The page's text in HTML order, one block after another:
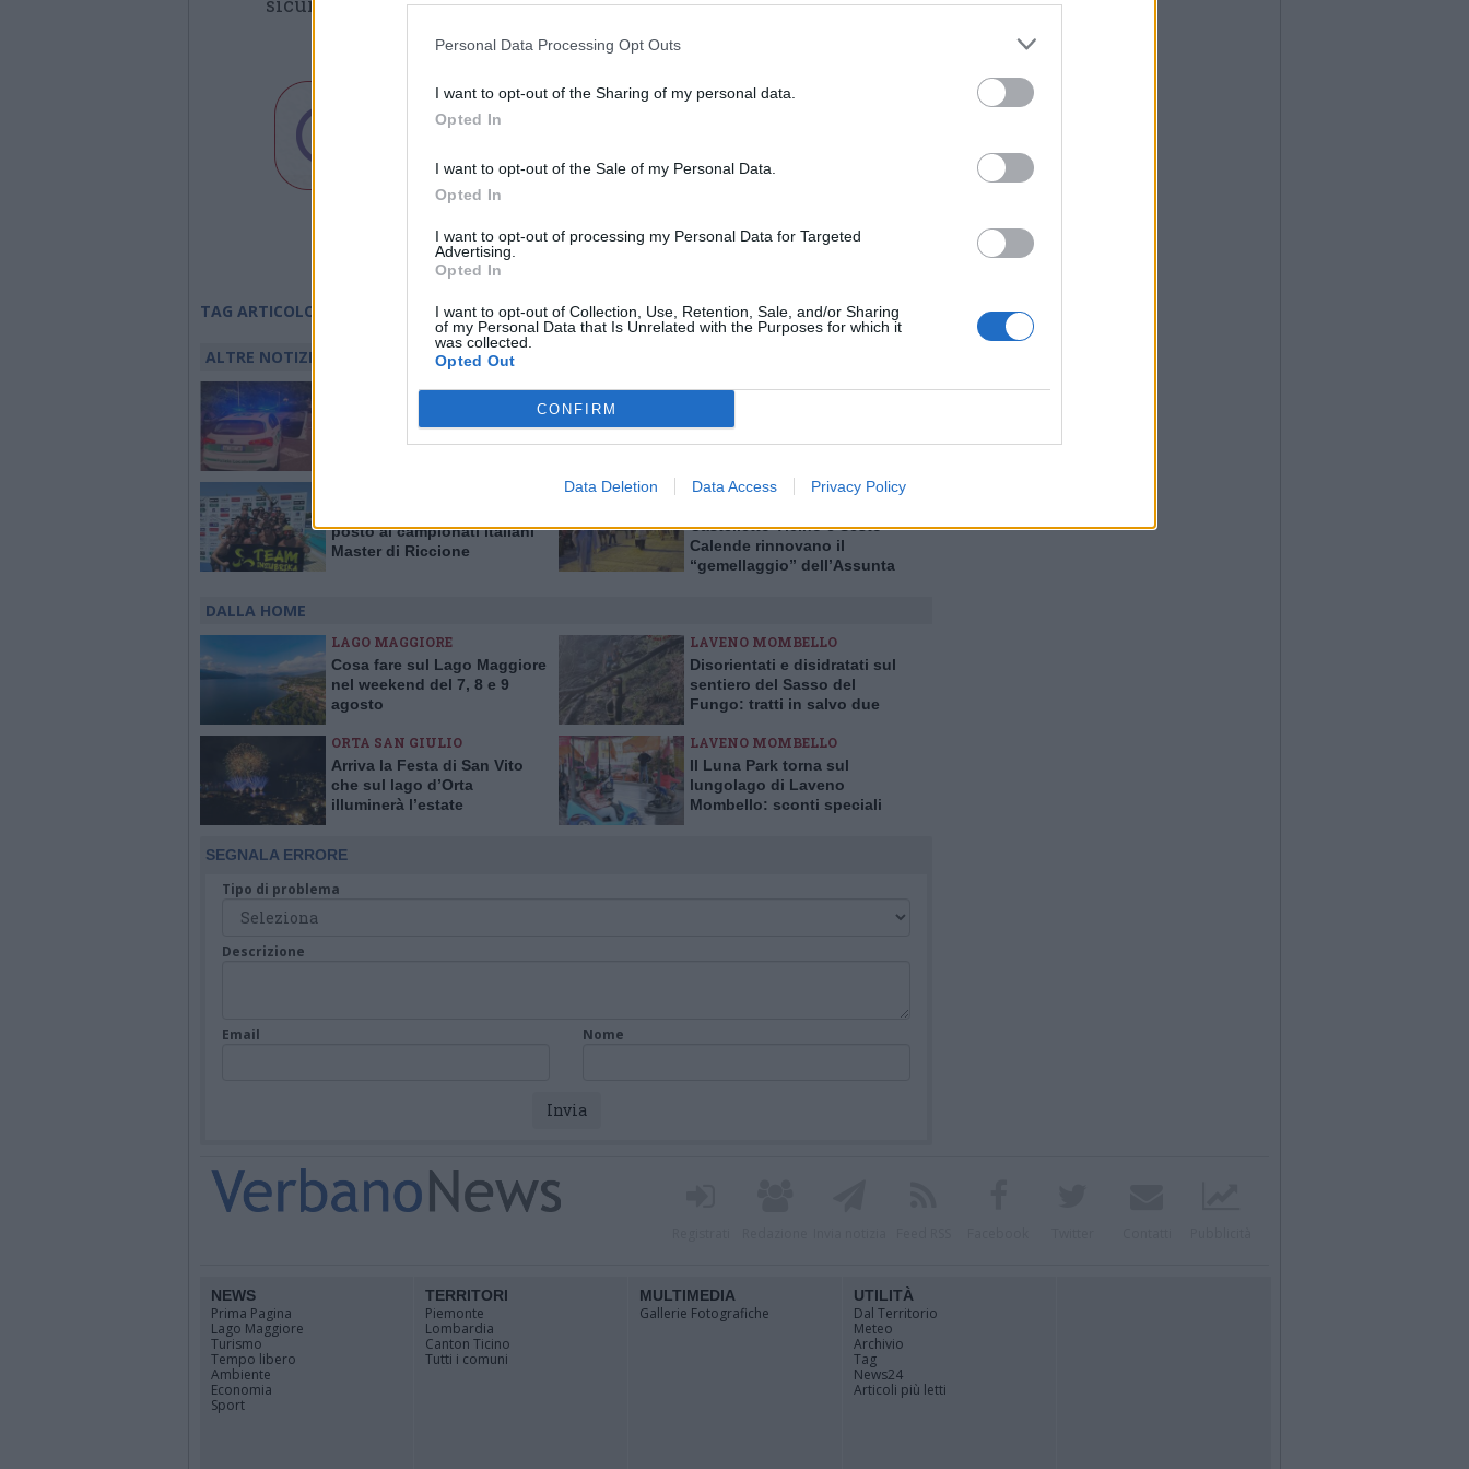
Personal Data Processing Opt Outs
I want to opt-out of the Sharing of my personal data.
Opted In
I want to opt-out of the Sale of my Personal Data.
Opted In
I want to opt-out of processing my Personal Data for Targeted
Advertising.
Opted In
I want to opt-out of Collection, Use, Retention, Sale, and/or Sharing
of my Personal Data that Is Unrelated with the Purposes for which it
was collected.
Opted Out
CONFIRM
Data Deletion Data Access Privacy Policy
Castronno
di
Pubblicato il 14 Luglio 2009
TAG ARTICOLO insieme per sesto
ALTRE NOTIZIE DI SESTO CALENDE
possibili furti, fughe e
sicurezza urbana in
SESTO CALENDE
tra Sesto Calende e
Castelletto Ticino: arrestato
posto ai campionati italiani
Master di Riccione
CASTELLETTO TICINO - SESTO
Castelletto Ticino e Sesto
Calende rinnovano il
“gemellaggio” dell’Assunta
DALLA HOME
LAGO MAGGIORE
Cosa fare sul Lago Maggiore
nel weekend del 7, 8 e 9
agosto
LAVENO MOMBELLO
Disorientati e disidratati sul
sentiero del Sasso del
Fungo: tratti in salvo due
ORTA SAN GIULIO
Arriva la Festa di San Vito
che sul lago d’Orta
illuminerà l’estate
LAVENO MOMBELLO
Il Luna Park torna sul
lungolago di Laveno
Mombello: sconti speciali
SEGNALA ERRORE
Tipo di problema
Descrizione
Email Nome
NEWS
Prima Pagina
Lago Maggiore
Turismo
Tempo libero
Ambiente
Economia
Sport
TERRITORI
Piemonte
Lombardia
Canton Ticino
Tutti i comuni
MULTIMEDIA
Gallerie Fotografiche
UTILITÀ
Dal Territorio
Meteo
Archivio
Tag
News24
Articoli più letti